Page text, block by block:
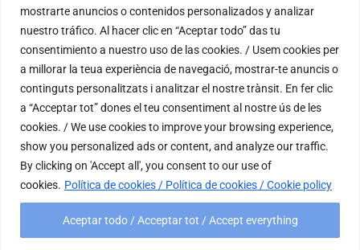
mostrarte anuncios o contenidos personalizados y analizar
nuestro tráfico. Al hacer clic en “Aceptar todo” das tu
consentimiento a nuestro uso de las cookies. / Usem cookies per
a millorar la teua experiència de navegació, mostrar-te anuncis o
continguts personalitzats i analitzar el nostre trànsit. En fer clic
a “Acceptar tot” dones el teu consentiment al nostre ús de les
cookies. / We use cookies to improve your browsing experience,
show you personalized ads or content, and analyze our traffic.
By clicking on 'Accept all', you consent to our use of
cookies. Política de cookies / Política de cookies / Cookie policy
Aceptar todo / Acceptar tot / Accept everything